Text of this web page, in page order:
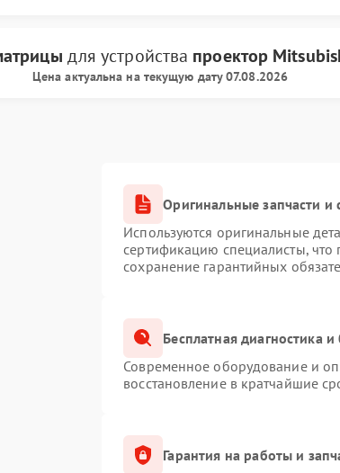
для устройства проектор
Цена актуальна на текущую дату 07.08.2026
Оригинальные запчасти
Используются оригинальные
сертификацию специалисты, что
сохранение гарантийных
Бесплатная диагностика
Современное оборудование и
восстановление в кратчайшие
Гарантия на работы и